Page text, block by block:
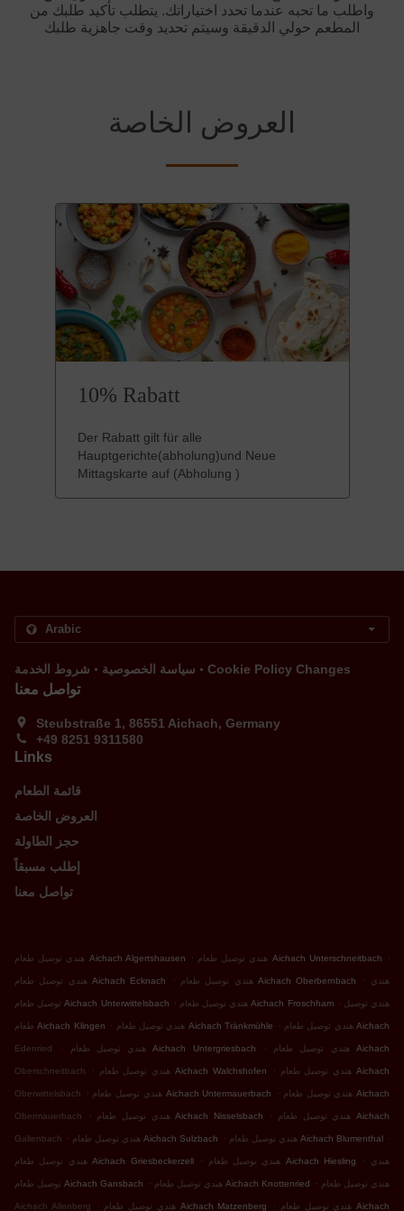
واطلب ما تحبه عندما تحدد اختياراتك. يتطلب تأكيد طلبك من
المطعم حولي الدقيقة وسيتم تحديد وقت جاهزية طلبك
العروض الخاصة
10% Rabatt
Der Rabatt gilt für alle
Hauptgerichte(abholung)und Neue
Mittagskarte auf (Abholung )
سياسة الخصوصية . شروط الخدمة . Cookie Policy Changes
تواصل معنا
Steubstraße 1, 86551 Aichach, Germany
+49 8251 9311580
Links
قائمة الطعام
العروض الخاصة
حجز الطاولة
إطلب مسبقاً
تواصل معنا
هندي توصيل طعام Aichach Algertshausen . هندي توصيل طعام Aichach Unterschneitbach .
هندي توصيل طعام Aichach Ecknach . هندي توصيل طعام Aichach Oberbernbach . هندي
توصيل طعام Aichach Unterwittelsbach . هندي توصيل طعام Aichach Froschham . هندي توصيل
طعام Aichach Klingen . هندي توصيل طعام Aichach Tränkmühle . هندي توصيل طعام Aichach
Edenried . هندي توصيل طعام Aichach Untergriesbach . هندي توصيل طعام Aichach
Oberschneitbach . هندي توصيل طعام Aichach Walchshofen . هندي توصيل طعام Aichach
Oberwittelsbach . هندي توصيل طعام Aichach Untermauerbach . هندي توصيل طعام Aichach
Obermauerbach . هندي توصيل طعام Aichach Nisselsbach . هندي توصيل طعام Aichach
Gallenbach . هندي توصيل طعام Aichach Sulzbach . هندي توصيل طعام Aichach Blumenthal .
هندي توصيل طعام Aichach Griesbeckerzell . هندي توصيل طعام Aichach Hiesling . هندي
توصيل طعام Aichach Gansbach . هندي توصيل طعام Aichach Knottenried . هندي توصيل طعام
Aichach Allenberg . هندي توصيل طعام Aichach Matzenberg . هندي توصيل طعام Aichach